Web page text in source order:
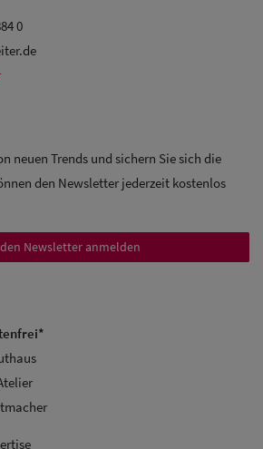
0
neuen Trends und sichern Sie sich die
den Newsletter jederzeit kostenlos
Newsletter anmelden